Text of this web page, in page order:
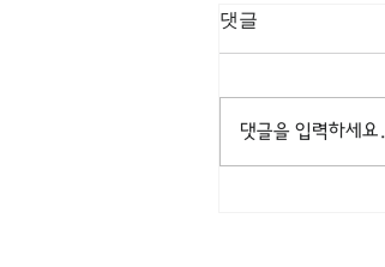
[3/8] 주일주보
댓글
댓글을 입력하세요.